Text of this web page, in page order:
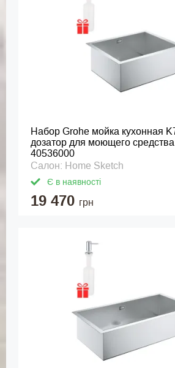
Набор Grohe мойка кухонная
дозатор для моющего
40536000
Салон: Home Sketch
Є в наявності
19 470 грн